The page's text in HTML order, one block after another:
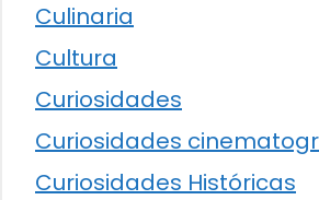
Culinaria
Cultura
Curiosidades
Curiosidades
Curiosidades Históricas